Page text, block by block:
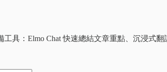
工具：Elmo Chat 快速總結文章重點、沉浸式